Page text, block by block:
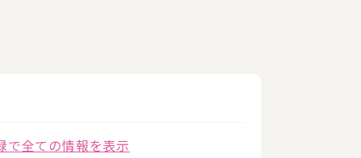
で全ての情報を表示